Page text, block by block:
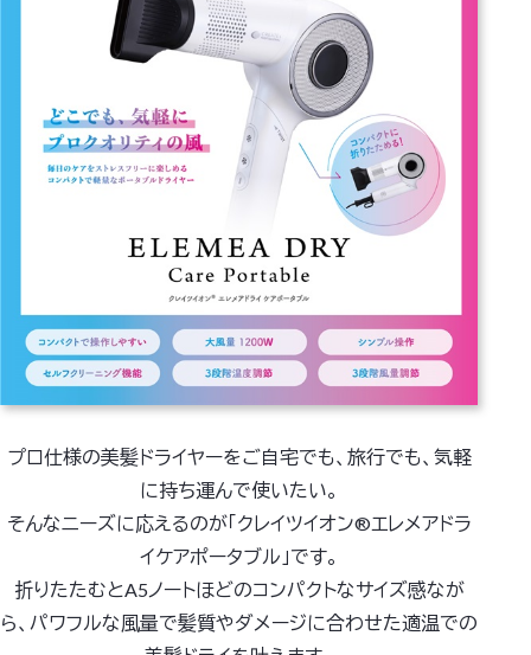
プロ仕様の美髪ドライヤーをご自宅でも、旅行でも、気軽
に持ち運んで使いたい。
そんなニーズに応えるのが「クレイツイオン®エレメアドラ
イケアポータブル」です。
折りたたむとA5ノートほどのコンパクトなサイズ感なが
ら、パワフルな風量で髪質やダメージに合わせた適温での